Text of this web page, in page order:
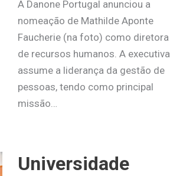
A Danone Portugal anunciou a
nomeação de Mathilde Aponte
Faucherie (na foto) como diretora
de recursos humanos. A executiva
assume a liderança da gestão de
pessoas, tendo como principal
missão…
Universidade